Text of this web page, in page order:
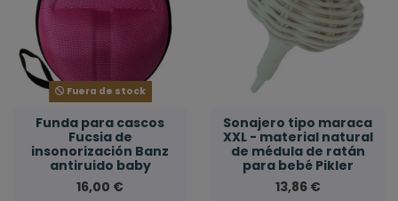
Fuera de stock
Funda para cascos
Fucsia de
insonorización Banz
antiruido baby
16,00 €
Sonajero tipo maraca
XXL - material natural
de médula de ratán
para bebé Pikler
13,86 €